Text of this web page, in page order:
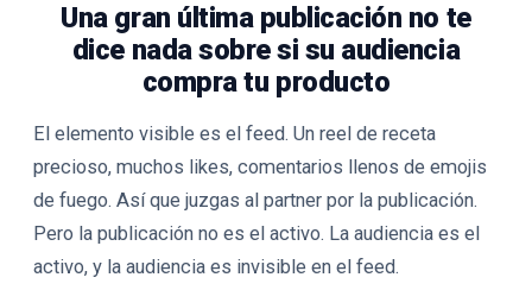
Una gran última publicación no te
dice nada sobre si su audiencia
compra tu producto
El elemento visible es el feed. Un reel de receta
precioso, muchos likes, comentarios llenos de emojis
de fuego. Así que juzgas al partner por la publicación.
Pero la publicación no es el activo. La audiencia es el
activo, y la audiencia es invisible en el feed.